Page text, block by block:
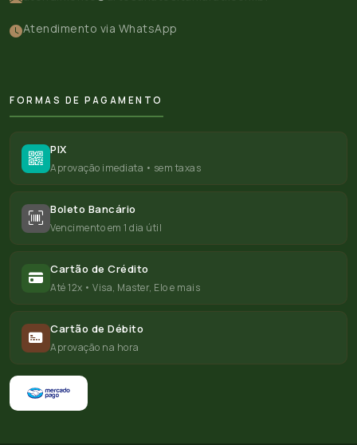
Atendimento via WhatsApp
FORMAS DE PAGAMENTO
PIX
Aprovação imediata • sem taxas
Boleto Bancário
Vencimento em 1 dia útil
Cartão de Crédito
Até 12x • Visa, Master, Elo e mais
Cartão de Débito
Aprovação na hora